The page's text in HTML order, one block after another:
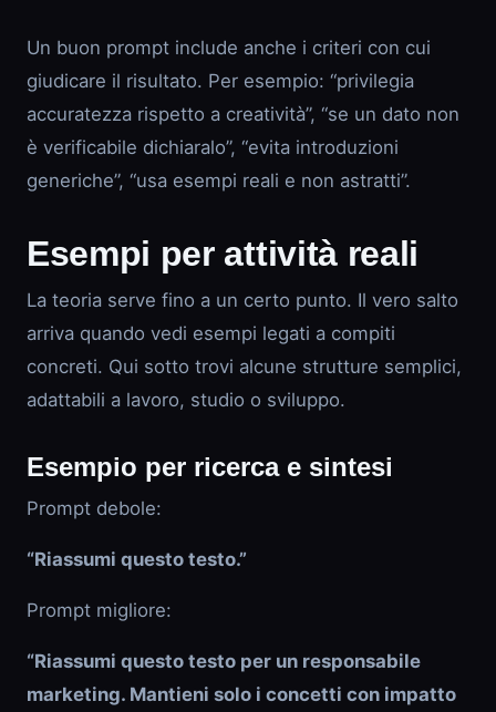
Un buon prompt include anche i criteri con cui
giudicare il risultato. Per esempio: “privilegia
accuratezza rispetto a creatività”, “se un dato non
è verificabile dichiaralo”, “evita introduzioni
generiche”, “usa esempi reali e non astratti”.
Esempi per attività reali
La teoria serve fino a un certo punto. Il vero salto
arriva quando vedi esempi legati a compiti
concreti. Qui sotto trovi alcune strutture semplici,
adattabili a lavoro, studio o sviluppo.
Esempio per ricerca e sintesi
Prompt debole:
“Riassumi questo testo.”
Prompt migliore:
“Riassumi questo testo per un responsabile
marketing. Mantieni solo i concetti con impatto